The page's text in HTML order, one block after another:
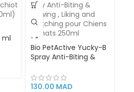
ml
Bio PetActive Yucky-B
Spray Anti-Biting &
Scratching pour
Chiens et Chats
130.00 MAD